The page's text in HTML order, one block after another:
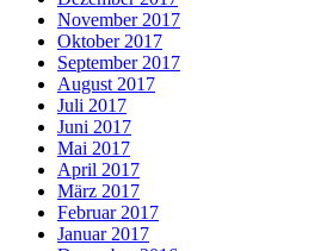
November 2017
Oktober 2017
September 2017
August 2017
Juli 2017
Juni 2017
Mai 2017
April 2017
März 2017
Februar 2017
Januar 2017